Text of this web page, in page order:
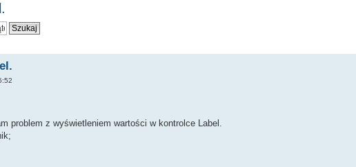
problem z wyświetleniem wartości w kontrolce Label.